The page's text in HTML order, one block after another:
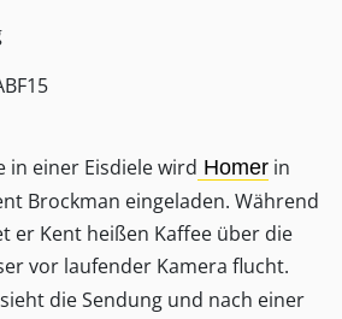
in einer Eisdiele wird Homer in
Brockman eingeladen. Während
er Kent heißen Kaffee über die
vor laufender Kamera flucht.
sieht die Sendung und nach einer